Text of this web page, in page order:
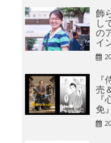
飾
し
の
イ
売
『
免